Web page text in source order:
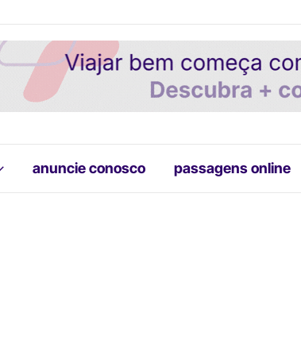
anuncie conosco passagens online